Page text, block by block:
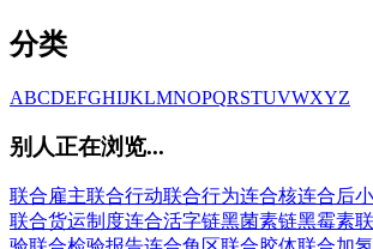
分类
ABCDEFGHIJKLMNOPQRSTUVWXYZ
别人正在浏览...
联合雇主联合行动联合行为连合核连合后
联合货运制度连合活字链黑菌素链黑霉素